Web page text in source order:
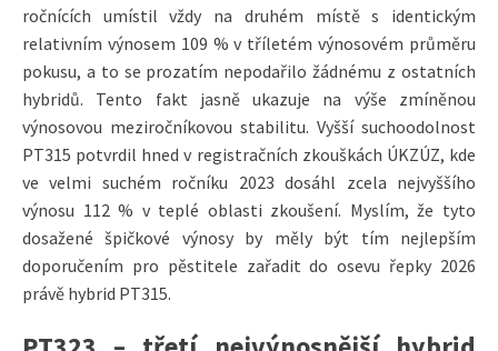
ročnících umístil vždy na druhém místě s identickým
relativním výnosem 109 % v tříletém výnosovém průměru
pokusu, a to se prozatím nepodařilo žádnému z ostatních
hybridů. Tento fakt jasně ukazuje na výše zmíněnou
výnosovou meziročníkovou stabilitu. Vyšší suchoodolnost
PT315 potvrdil hned v registračních zkouškách ÚKZÚZ, kde
ve velmi suchém ročníku 2023 dosáhl zcela nejvyššího
výnosu 112 % v teplé oblasti zkoušení. Myslím, že tyto
dosažené špičkové výnosy by měly být tím nejlepším
doporučením pro pěstitele zařadit do osevu řepky 2026
právě hybrid PT315.